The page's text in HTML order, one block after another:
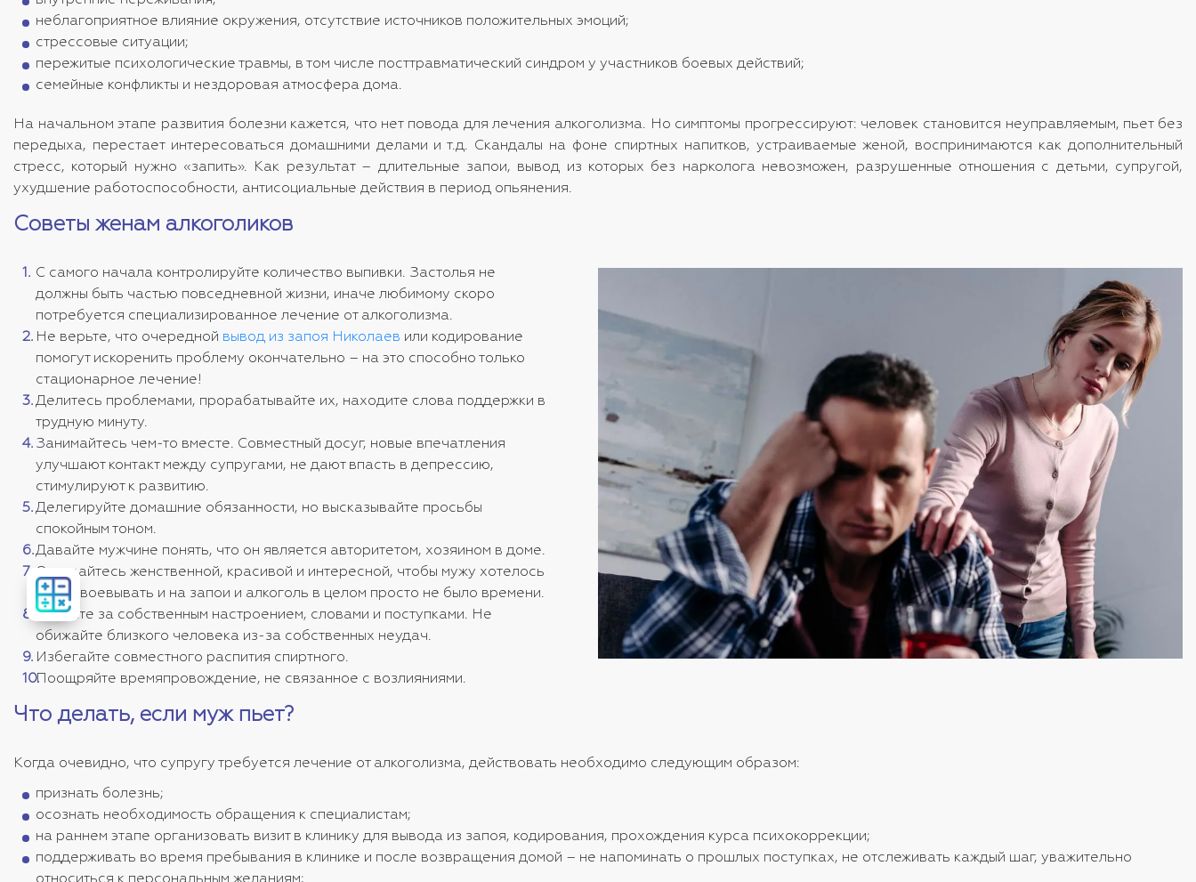
неблагоприятное влияние окружения, отсутствие источников положительных эмоций;
стрессовые ситуации;
пережитые психологические травмы, в том числе посттравматический синдром у участников боевых действий;
семейные конфликты и нездоровая атмосфера дома.
На начальном этапе развития болезни кажется, что нет повода для лечения алкоголизма. Но симптомы прогрессируют: человек становится неуправляемым, пьет без
передыха, перестает интересоваться домашними делами и т.д. Скандалы на фоне спиртных напитков, устраиваемые женой, воспринимаются как дополнительный
стресс, который нужно «запить». Как результат – длительные запои, вывод из которых без нарколога невозможен, разрушенные отношения с детьми, супругой,
ухудшение работоспособности, антисоциальные действия в период опьянения.
Советы женам алкоголиков
С самого начала контролируйте количество выпивки. Застолья не
должны быть частью повседневной жизни, иначе любимому скоро
потребуется специализированное лечение от алкоголизма.
Не верьте, что очередной вывод из запоя Николаев или кодирование
помогут искоренить проблему окончательно – на это способно только
стационарное лечение!
Делитесь проблемами, прорабатывайте их, находите слова поддержки в
трудную минуту.
Занимайтесь чем-то вместе. Совместный досуг, новые впечатления
улучшают контакт между супругами, не дают впасть в депрессию,
стимулируют к развитию.
Делегируйте домашние обязанности, но высказывайте просьбы
спокойным тоном.
Давайте мужчине понять, что он является авторитетом, хозяином в доме.
Оставайтесь женственной, красивой и интересной, чтобы мужу хотелось
вас завоевывать и на запои и алкоголь в целом просто не было времени.
Следите за собственным настроением, словами и поступками. Не
обижайте близкого человека из-за собственных неудач.
Избегайте совместного распития спиртного.
Поощряйте времяпровождение, не связанное с возлияниями.
Что делать, если муж пьет?
Когда очевидно, что супругу требуется лечение от алкоголизма, действовать необходимо следующим образом:
признать болезнь;
осознать необходимость обращения к специалистам;
на раннем этапе организовать визит в клинику для вывода из запоя, кодирования, прохождения курса психокоррекции;
поддерживать во время пребывания в клинике и после возвращения домой – не напоминать о прошлых поступках, не отслеживать каждый шаг, уважительно
стоимость